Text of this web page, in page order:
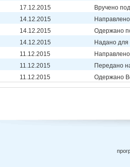
17.12.2015
Вручено
14.12.2015
14.12.2015
Одержано
14.12.2015
Надано
11.12.2015
11.12.2015
Передано
11.12.2015
Одержано